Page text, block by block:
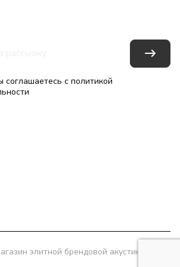
соглашаетесь с политикой
элитной брендовой акустики